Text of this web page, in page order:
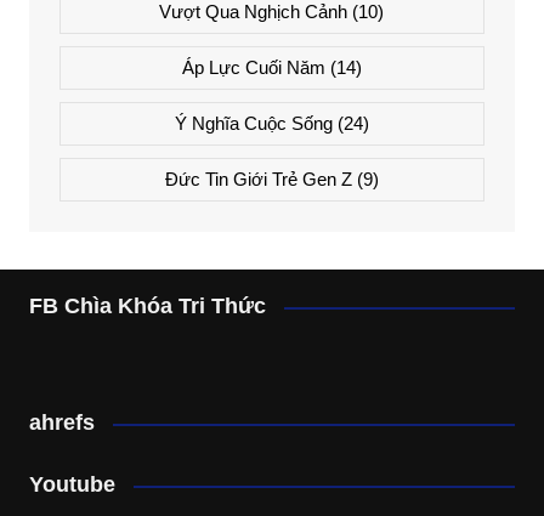
Vượt Qua Nghịch Cảnh (10)
Áp Lực Cuối Năm (14)
Ý Nghĩa Cuộc Sống(24)
Đức Tin Giới Trẻ Gen Z(9)
FB Chìa Khóa Tri Thức
ahrefs
Youtube